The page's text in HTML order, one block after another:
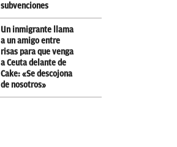
subvenciones
Un inmigrante llama
a un amigo entre
risas para que venga
a Ceuta delante de
Cake: «Se descojona
de nosotros»